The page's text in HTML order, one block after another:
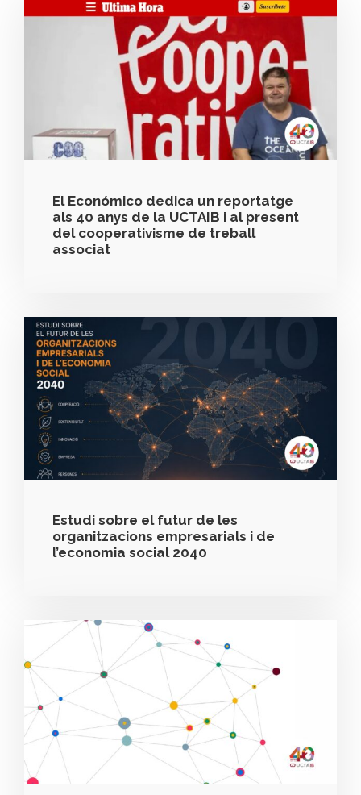
El Económico dedica un reportatge
als 40 anys de la UCTAIB i al present
del cooperativisme de treball
associat
Estudi sobre el futur de les
organitzacions empresarials i de
l’economia social 2040